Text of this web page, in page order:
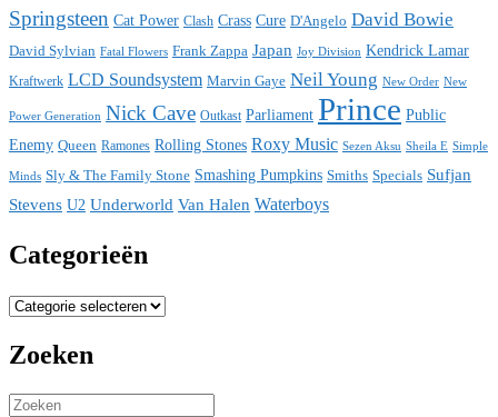
Springsteen Cat Power Clash Crass Cure D'Angelo David Bowie
David Sylvian Fatal Flowers Frank Zappa Japan Joy Division Kendrick Lamar
Kraftwerk LCD Soundsystem Marvin Gaye Neil Young New Order New
Power Generation Nick Cave Outkast Parliament Prince Public
Enemy Queen Ramones Rolling Stones Roxy Music Sezen Aksu Sheila E Simple
Minds Sly & The Family Stone Smashing Pumpkins Smiths Specials Sufjan
Stevens U2 Underworld Van Halen Waterboys
Categorieën
Categorieën
Zoeken
Search